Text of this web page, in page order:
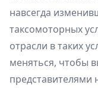
навсегда
таксомоторных
отрасли в таких
меняться, чтобы
представителями